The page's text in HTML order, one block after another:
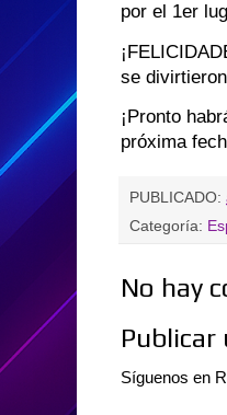
por el 1er
se
¡Pronto
próxima
PUBLICADO:
Categoría:
No hay
Síguenos en